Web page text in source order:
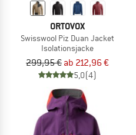
ORTOVOX
Swisswool Piz Duan Jacket
Isolationsjacke
299,95 € ab 212,96 €
5,0(4)